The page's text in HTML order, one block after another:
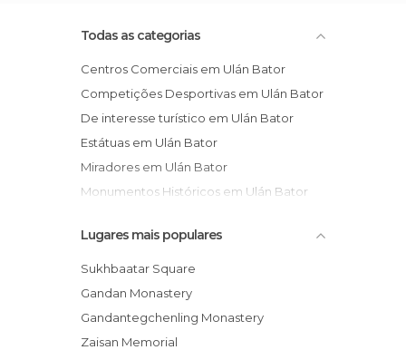
Todas as categorias
Centros Comerciais em Ulán Bator
Competições Desportivas em Ulán Bator
De interesse turístico em Ulán Bator
Estátuas em Ulán Bator
Miradores em Ulán Bator
Monumentos Históricos em Ulán Bator
Praças em Ulán Bator
Templos em Ulán Bator
Vales em Ulán Bator
Lugares mais populares
Sukhbaatar Square
Gandan Monastery
Gandantegchenling Monastery
Zaisan Memorial